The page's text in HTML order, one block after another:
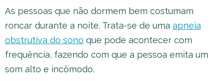
As pessoas que não dormem bem costumam
roncar durante a noite. Trata-se de uma apneia
obstrutiva do sono que pode acontecer com
frequência, fazendo com que a pessoa emita um
som alto e incômodo.